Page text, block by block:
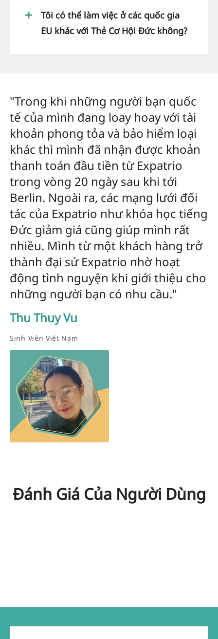
Tôi có thể làm việc ở các quốc gia
EU khác với Thẻ Cơ Hội Đức không?
"Trong khi những người bạn quốc
tế của mình đang loay hoay với tài
khoản phong tỏa và bảo hiểm loại
khác thì mình đã nhận được khoản
thanh toán đầu tiền từ Expatrio
trong vòng 20 ngày sau khi tới
Berlin. Ngoài ra, các mạng lưới đối
tác của Expatrio như khóa học tiếng
Đức giảm giá cũng giúp mình rất
nhiều. Mình từ một khách hàng trở
thành đại sứ Expatrio nhờ hoạt
động tình nguyện khi giới thiệu cho
những người bạn có nhu cầu."
Thu Thuy Vu
Sinh Viên Việt Nam
Đánh Giá Của Người Dùng